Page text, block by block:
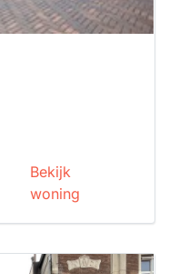
Bekijk
woning